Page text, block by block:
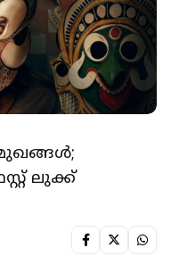
ലുക്ക്